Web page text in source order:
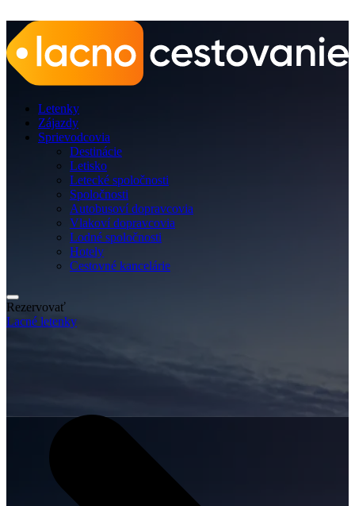
Letenky
Zájazdy
Sprievodcovia
Destinácie
Letisko
Letecké spoločnosti
Spoločnosti
Autobusoví dopravcovia
Vlakoví dopravcovia
Lodné spoločnosti
Hotely
Cestovné kancelárie
Rezervovať
Lacné letenky